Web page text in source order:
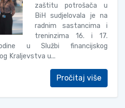
zaštitu potrošača u
BiH sudjelovala je na
radnim sastancima i
treninzima 16. i 17.
u Službi financijskog
Kraljevstva u...
Pročitaj više